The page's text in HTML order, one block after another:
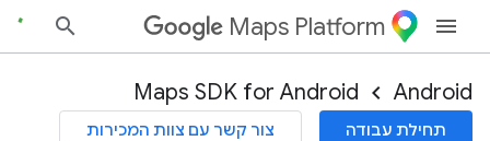
Maps Platform
Android
Maps SDK for Android
תחילת עבודה צור קשר עם צוות המכירות